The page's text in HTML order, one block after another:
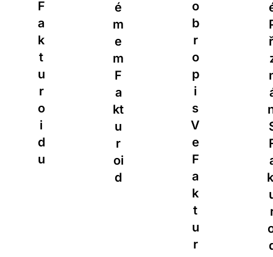
É
M
E
M
F
A
Kt
U
R
Oi
O
B
R
O
P
I
S
V
E
F
A
É
P
Ři
Z
N
Á
Ní
S
F
A
Kt
U
R
Oi
D